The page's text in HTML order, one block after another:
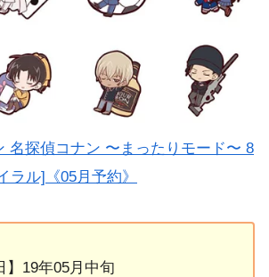
名探偵コナン 〜まったりモード〜 8
ラル]《05月予約》
】19年05月中旬